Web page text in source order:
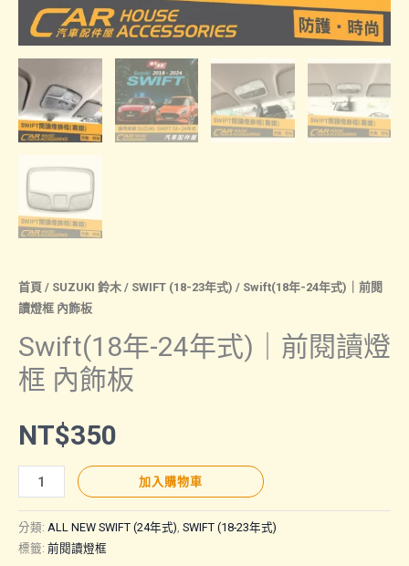
首頁 / SUZUKI 鈴木 / SWIFT (18-23年式) / Swift(18年-24年式)｜前閱
讀燈框 內飾板
Swift(18年-24年式)｜前閱讀燈
框 內飾板
NT$350
Swift(18
年-24
年
式)
加入購物車
分類: ALL NEW SWIFT (24年式), SWIFT (18-23年式)
標籤: 前閱讀燈框